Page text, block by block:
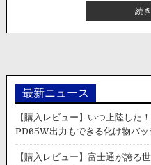
続
最新ニュース
【購入レビュー】いつ上陸した
PD65W出力もできる化け物バッ
【購入レビュー】富士通が誇